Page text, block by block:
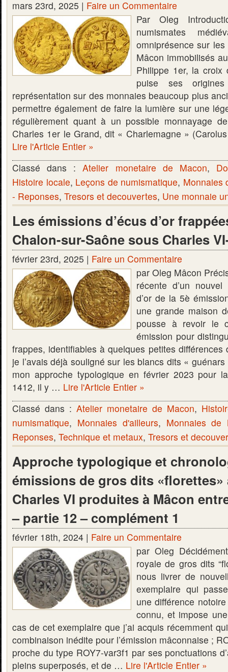
mars 23rd, 2025 | Faire un Commentaire
Par Oleg
numismates
omniprésence sur
Mâcon immobilisés
Philippe 1er, la croix
puise ses
représentation sur des monnaies beaucoup plus
permettre également de faire la lumière sur une
régulièrement quant à un possible monnayage
Charles 1er le Grand, dit « Charlemagne »
Lire l'Article Entier »
Classé dans :Atelier monetaire de Macon,
Histoire locale, Leçons de numismatique, Monnaies
- Reponses, Tresors et decouvertes, Une monnaie
Les émissions d’écus d’or
Chalon-sur-Saône sous Charles
février 23rd, 2025 | Faire un Commentaire
par Oleg Mâcon
récente d’un
d’or de la 5è
une grande maison
pousse à revoir le
émission pour
frappes, identifiables à quelques petites différences
je l’avais déjà souligné sur les blancs dits «
mon approche typologique en février 2023 pour
1412, il y … Lire l'Article Entier »
Classé dans : Atelier monetaire de Macon,
numismatique, Monnaies d'ailleurs, Monnaies de
Reponses, Technique et metaux, Tresors et
Approche typologique et
émissions de gros dits «florettes»
Charles VI produites à Mâcon
– partie 12 – complément 1
février 18th, 2024 | Faire un Commentaire
par Oleg
royale de gros dits
nous livrer de
exemplaire qui
une différence
connu, et impose
cas de cet exemplaire que j’ai acquis récemment
combinaison inédite pour l’émission mâconnaise ;
proche du type ROY7-var3f1 par ses ponctuations
pleins superposés, et de … Lire l'Article Entier »